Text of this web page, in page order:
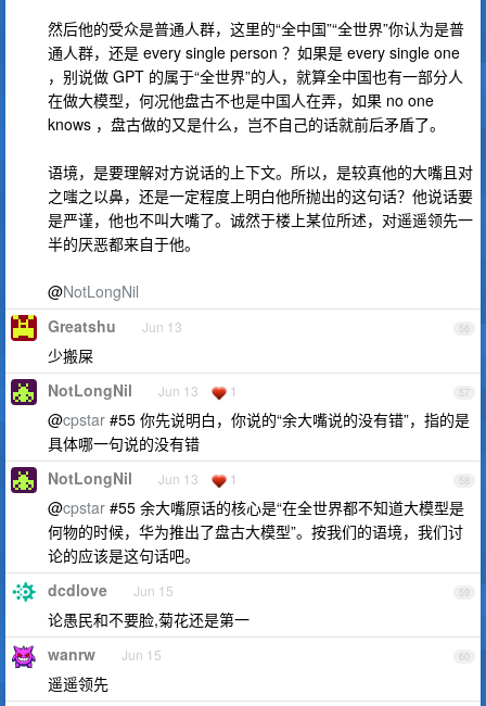
然后他的受众是普通人群，这里的“全中国”“全世界”你认为是普
通人群，还是 every single person ？如果是 every single one
，别说做 GPT 的属于“全世界”的人，就算全中国也有一部分人
在做大模型，何况他盘古不也是中国人在弄，如果 no one
knows ，盘古做的又是什么，岂不自己的话就前后矛盾了。
语境，是要理解对方说话的上下文。所以，是较真他的大嘴且对
之嗤之以鼻，还是一定程度上明白他所抛出的这句话？他说话要
是严谨，他也不叫大嘴了。诚然于楼上某位所述，对遥遥领先一
半的厌恶都来自于他。
@NotLongNil
56
Greatshu Jun 13
少搬屎
57
NotLongNil Jun 13 1
@cpstar #55 你先说明白，你说的“余大嘴说的没有错”，指的是
具体哪一句说的没有错
58
NotLongNil Jun 13 1
@cpstar #55 余大嘴原话的核心是“在全世界都不知道大模型是
何物的时候，华为推出了盘古大模型”。按我们的语境，我们讨
论的应该是这句话吧。
59
dcdlove Jun 15
论愚民和不要脸,菊花还是第一
60
wanrw Jun 15
遥遥领先